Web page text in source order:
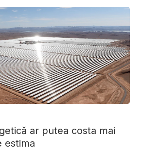
ar putea costa mai
estima